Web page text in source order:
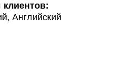
Английский